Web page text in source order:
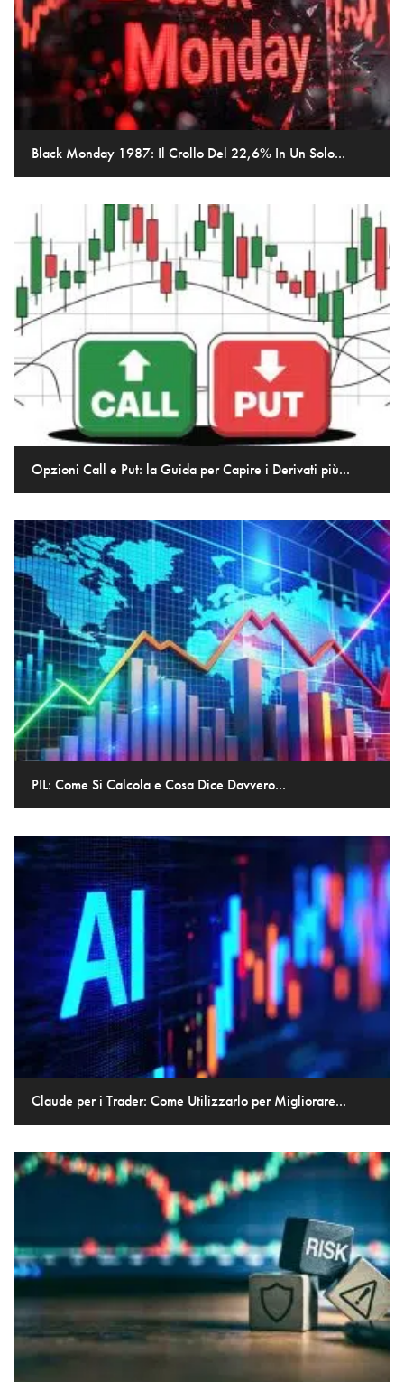
Black Monday 1987: Il Crollo Del 22,6% In Un Solo...
Opzioni Call e Put: la Guida per Capire i Derivati più...
PIL: Come Si Calcola e Cosa Dice Davvero...
Claude per i Trader: Come Utilizzarlo per Migliorare...